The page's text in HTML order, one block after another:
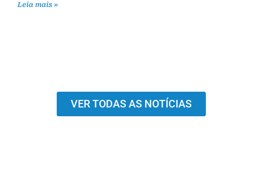
Leia mais »
VER TODAS AS NOTÍCIAS